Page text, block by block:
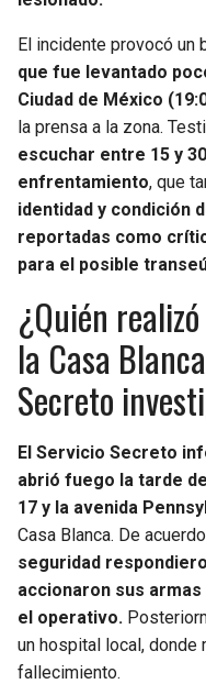
BUCCANEERS
El incidente provocó un
que fue levantado
Ciudad de México
la prensa a la zona.
escuchar entre 15 y
enfrentamiento, que
identidad y condición
reportadas como
para el posible
¿Quién
la Casa
Secreto
El Servicio Secreto
abrió fuego la tarde
17 y la avenida
Casa Blanca. De
seguridad
accionaron sus
el operativo.
un hospital local,
fallecimiento.